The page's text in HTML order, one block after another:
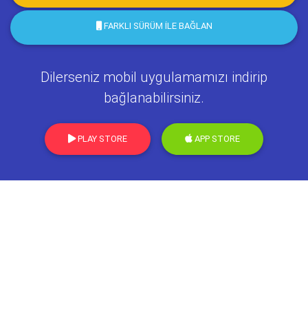
FARKLI SÜRÜM İLE BAĞLAN
Dilerseniz mobil uygulamamızı indirip
bağlanabilirsiniz.
PLAY STORE APP STORE